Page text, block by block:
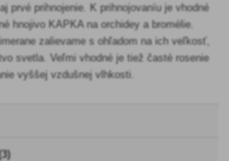
prvé prihnojenie. K prihnojovaníu je vhodné
hnojivo KAPKA na orchidey a bromélie.
zalievame s ohľadom na ich veľkosť,
svetla. Veľmi vhodné je tiež časté rosenie
vyššej vzdušnej vlhkosti.